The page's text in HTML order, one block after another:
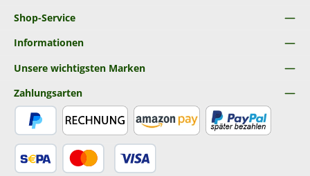
Shop-Service
Informationen
Unsere wichtigsten Marken
Zahlungsarten